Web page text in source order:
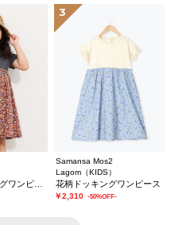
3
Samansa Mos2
Lagom（KIDS）
花柄ドッキングワンピース
￥2,310 -50%OFF-